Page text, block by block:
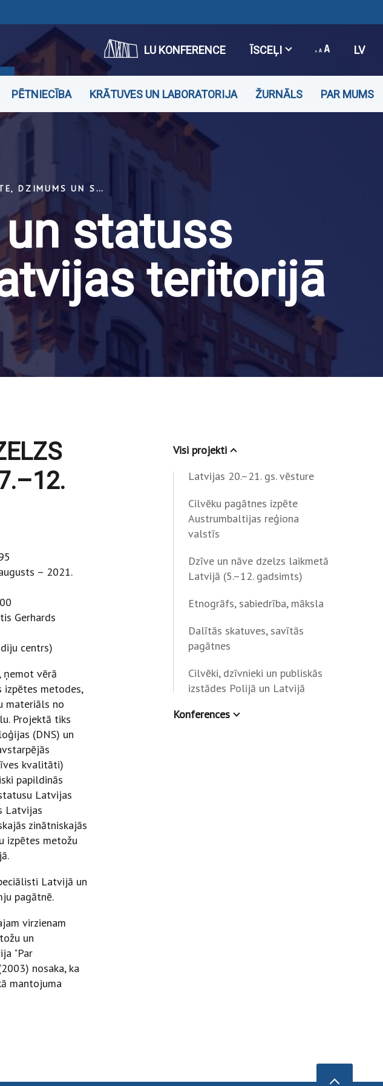
LU KONFERENCE ĪSCEĻI LV
PĒTNIECĪBA KRĀTUVES UN LABORATORIJA ŽURNĀLS PAR MUMS
DZIMTE, DZIMUMS UN STATUSS DZELZS LAIKMETĀ LATVIJAS TERITORIJĀ
statuss
teritorijā
– 2021.
Gerhards
centrs)
ņemot vērā
metodes,
materiāls no
Projektā tiks
(DNS) un
kvalitāti)
papildinās
Latvijas
Latvijas
zinātniskajās
izpētes metožu
Latvijā un
pagātnē.
virzienam
un
"Par
nosaka, ka
mantojuma
Visi projekti
Latvijas 20.–21. gs. vēsture
Cilvēku pagātnes izpēte
Austrumbaltijas reģiona
valstīs
Dzīve un nāve dzelzs laikmetā
Latvijā (5.–12. gadsimts)
Etnogrāfs, sabiedrība, māksla
Dalītās skatuves, savītās
pagātnes
Cilvēki, dzīvnieki un publiskās
izstādes Polijā un Latvijā
Konferences